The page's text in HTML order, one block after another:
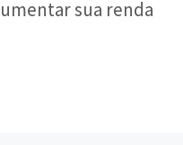
sua renda